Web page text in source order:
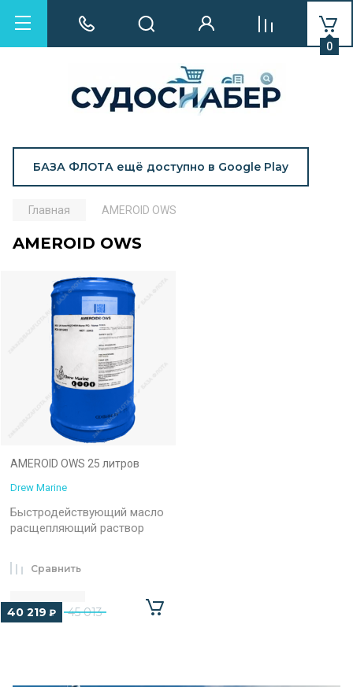
БАЗА ФЛОТА ещё доступно в Google Play
0
Главная AMEROID OWS
AMEROID OWS
AMEROID OWS 25 литров
Drew Marine
Быстродействующий масло
расщепляющий раствор
45 013
40 219 ₽
Сравнить